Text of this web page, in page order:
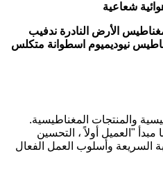
شعاعية
نيوديميوم اسطوانة متكلس
والمنتجات المغناطيسية.
"العميل أولاً ، التحسين
السريعة وأسلوب العمل الفعال